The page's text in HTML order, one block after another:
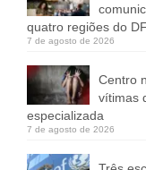
quatro regiões do DF
7 de agosto de 2026
Centro
vítimas
especializada
7 de agosto de 2026